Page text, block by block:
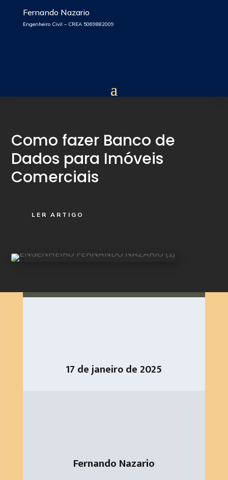
Fernando Nazario
Engenheiro Civil – CREA 5069882009
Como fazer Banco de
Dados para Imóveis
Comerciais
LER ARTIGO
17 de janeiro de 2025
Fernando Nazario